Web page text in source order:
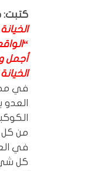
كتبت:
أجمل
في
من كل
في
كل